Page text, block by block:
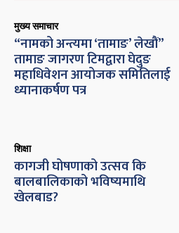
मुख्य समाचार
“नामको अन्त्यमा ‘तामाङ’ लेखौं”
तामाङ जागरण टिमद्वारा घेदुङ
महाधिवेशन आयोजक समितिलाई
ध्यानाकर्षण पत्र
शिक्षा
कागजी घोषणाको उत्सव कि
बालबालिकाको भविष्यमाथि
खेलबाड?